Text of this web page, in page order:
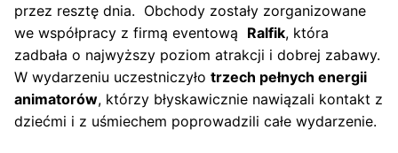
przez resztę dnia. Obchody zostały zorganizowane
we współpracy z firmą eventową Ralfik, która
zadbała o najwyższy poziom atrakcji i dobrej zabawy.
W wydarzeniu uczestniczyło trzech pełnych energii
animatorów, którzy błyskawicznie nawiązali kontakt z
dziećmi i z uśmiechem poprowadzili całe wydarzenie.